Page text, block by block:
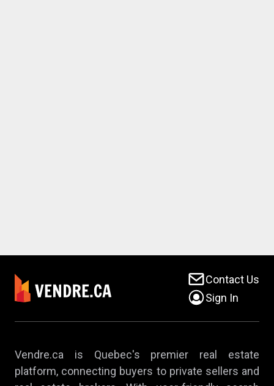
Contact Us
Sign In
Vendre.ca is Quebec's premier real estate
platform, connecting buyers to private sellers and